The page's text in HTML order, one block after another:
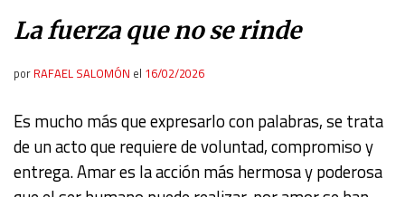
La fuerza que no se rinde
por RAFAEL SALOMÓN el 16/02/2026
Es mucho más que expresarlo con palabras, se trata
de un acto que requiere de voluntad, compromiso y
entrega. Amar es la acción más hermosa y poderosa